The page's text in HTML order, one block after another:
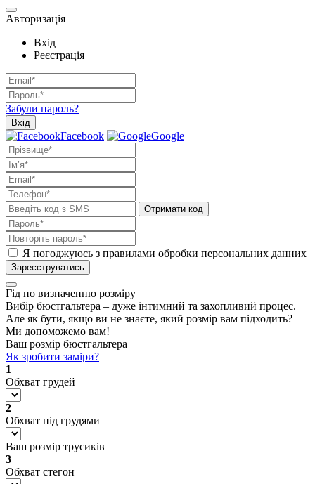
Авторизація
Вхід
Реєстрація
Забули пароль?
Вхід
Facebook Google
Отримати код
Я погоджуюсь з правилами обробки персональних данних
Зареєструватись
Гід по визначенню розміру
Вибір бюстгальтера – дуже інтимний та захопливий процес.
Але як бути, якщо ви не знаєте, який розмір вам підходить?
Ми допоможемо вам!
Ваш розмір бюстгальтера
Як зробити заміри?
1
Обхват грудей
2
Обхват під грудями
Ваш розмір трусиків
3
Обхват стегон